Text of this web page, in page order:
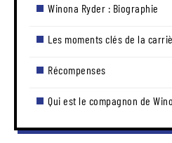
Winona Ryder : Biographie
Les moments clés de la
Récompenses
Qui est le compagnon de